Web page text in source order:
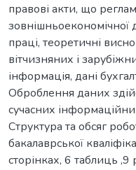
правові акти, що
зовнішньоекономічної
праці, теоретичні
вітчизняних і
інформація, дані
Оброблення даних
сучасних
Структура та обсяг
бакалаврської
сторінках, 6 таблиць ,9